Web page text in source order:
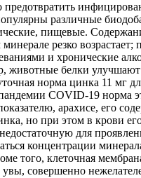
различные
пищевые.
резко
и хронические
белки
норма цинка 11
COVID-19 норма
арахисе, его
но при этом в крови
для
концентрации
того, клеточная
совершенно